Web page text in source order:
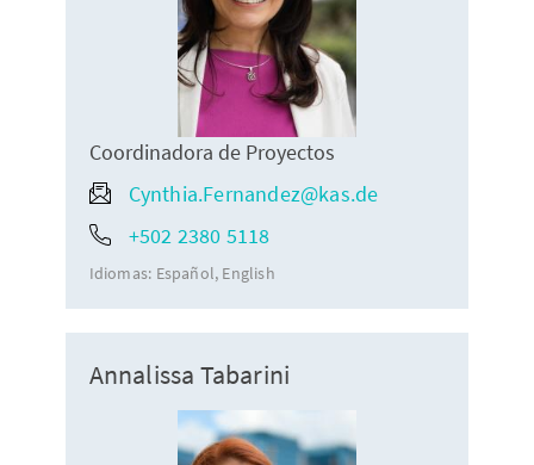
Coordinadora de Proyectos
Cynthia.Fernandez@kas.de
+502 2380 5118
Idiomas: Español English
Annalissa Tabarini